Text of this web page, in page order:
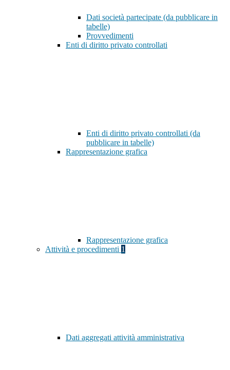
Dati società partecipate (da pubblicare in
tabelle)
Provvedimenti
Enti di diritto privato controllati
Enti di diritto privato controllati (da
pubblicare in tabelle)
Rappresentazione grafica
Rappresentazione grafica
Attività e procedimenti 1
Dati aggregati attività amministrativa